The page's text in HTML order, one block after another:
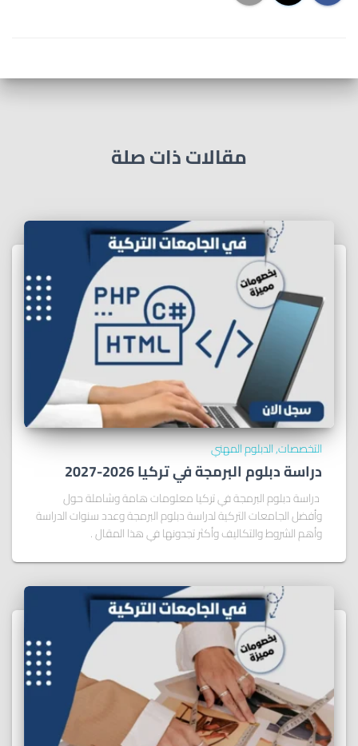
مقالات ذات صلة
التخصصات الدبلوم المهني
دراسة دبلوم البرمجة في تركيا 2026-2027
دراسة دبلوم البرمجة في تركيا معلومات هامة وشاملة حول
وأفضل الجامعات التركية لدراسة دبلوم البرمجة وعدد سنوات الدراسة
وأهم الشروط والتكاليف وأكثر تجدونها في هذا المقال .